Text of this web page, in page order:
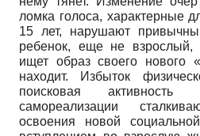
ломка голоса, характерные
15 лет, нарушают
ребенок, еще не взрослый,
ищет образ своего
находит. Избыток
поисковая
самореализации
освоения новой